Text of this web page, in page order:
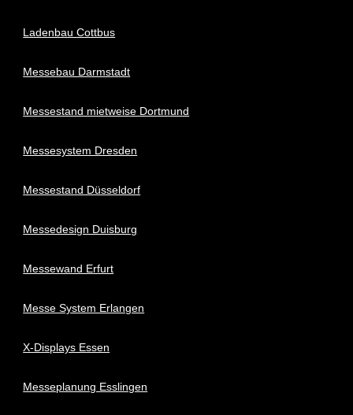
Ladenbau Cottbus
Messebau Darmstadt
Messestand mietweise Dortmund
Messesystem Dresden
Messestand Düsseldorf
Messedesign Duisburg
Messewand Erfurt
Messe System Erlangen
X-Displays Essen
Messeplanung Esslingen